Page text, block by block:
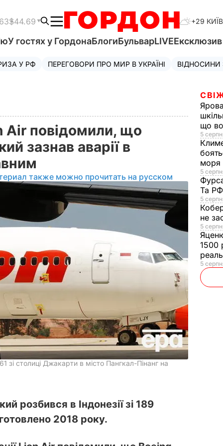
$44.69 +29 КИЇВ
У гостях у ГордонаБлогиБульварLIVEЕксклюзив
У РФ ПЕРЕГОВОРИ ПРО МИР В УКРАЇНІ
Air повідомили, що
зазнав аварії в
также можно прочитать на русском
столиці Джакарти в місто Пангкал-Пінанг на
розбився в Індонезії зі 189
2018 року.
що
5
моря
5
Та
5
не
5
1500
5